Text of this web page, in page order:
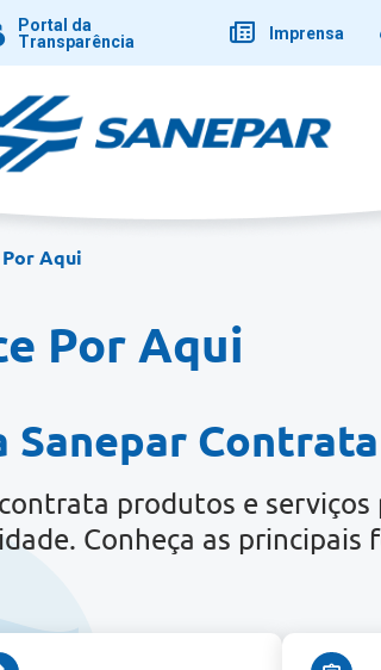
Portal da
Transparência
Imprensa
Aqui
Por Aqui
Sanepar Contrata
produtos e
Conheça as principais